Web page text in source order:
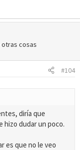
cosas
#104
diría que
hizo dudar un poco.
es que no le veo